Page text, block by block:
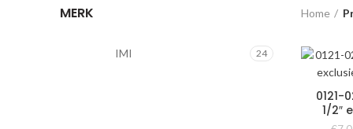
MERK
IMI 24
Home
0121-
1/2″